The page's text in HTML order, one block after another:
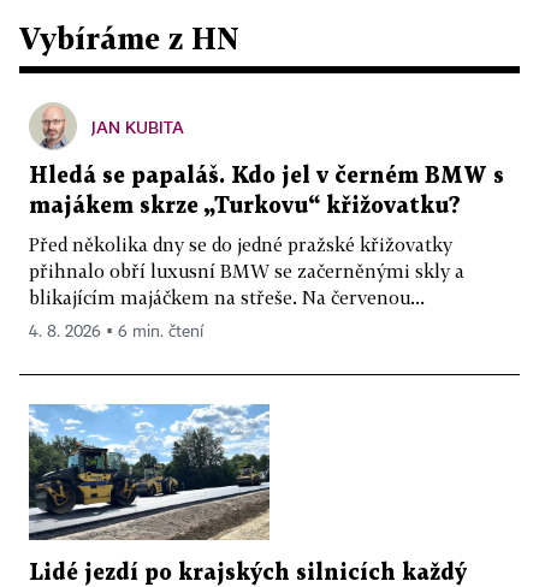
Vybíráme z HN
JAN KUBITA
Hledá se papaláš. Kdo jel v černém BMW s
majákem skrze „Turkovu“ křižovatku?
Před několika dny se do jedné pražské křižovatky
přihnalo obří luxusní BMW se začerněnými skly a
blikajícím majáčkem na střeše. Na červenou...
4. 8. 2026 ▪ 6 min. čtení
Lidé jezdí po krajských silnicích každý